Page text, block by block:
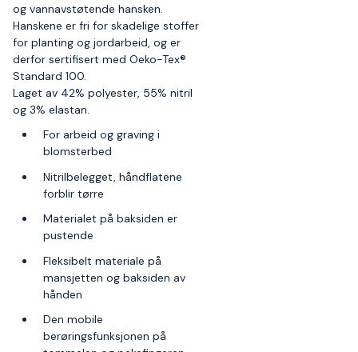
og vannavstøtende hansken.
Hanskene er fri for skadelige stoffer
for planting og jordarbeid, og er
derfor sertifisert med Oeko-Tex®
Standard 100.
Laget av 42% polyester, 55% nitril
og 3% elastan.
For arbeid og graving i
blomsterbed
Nitrilbelegget, håndflatene
forblir tørre
Materialet på baksiden er
pustende
Fleksibelt materiale på
mansjetten og baksiden av
hånden
Den mobile
berøringsfunksjonen på